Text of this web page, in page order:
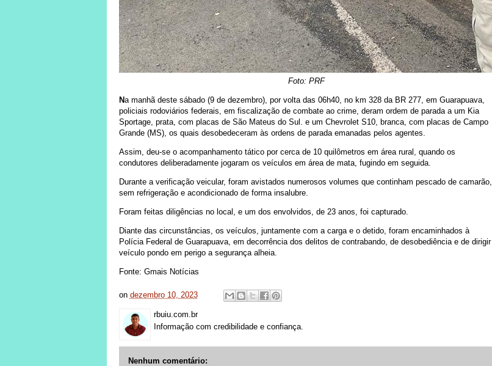
Foto: PRF
Na manhã deste sábado (9 de dezembro), por volta das 06h40, no km 328 da BR 277, em Guarapuava,
policiais rodoviários federais, em fiscalização de combate ao crime, deram ordem de parada a um Kia
Sportage, prata, com placas de São Mateus do Sul. e um Chevrolet S10, branca, com placas de Campo
Grande (MS), os quais desobedeceram às ordens de parada emanadas pelos agentes.
Assim, deu-se o acompanhamento tático por cerca de 10 quilômetros em área rural, quando os
condutores deliberadamente jogaram os veículos em área de mata, fugindo em seguida.
Durante a verificação veicular, foram avistados numerosos volumes que continham pescado de camarão,
sem refrigeração e acondicionado de forma insalubre.
Foram feitas diligências no local, e um dos envolvidos, de 23 anos, foi capturado.
Diante das circunstâncias, os veículos, juntamente com a carga e o detido, foram encaminhados à
Polícia Federal de Guarapuava, em decorrência dos delitos de contrabando, de desobediência e de dirigir
veículo pondo em perigo a segurança alheia.
Fonte: Gmais Notícias
on dezembro 10, 2023
rbuiu.com.br
Informação com credibilidade e confiança.
Nenhum comentário: